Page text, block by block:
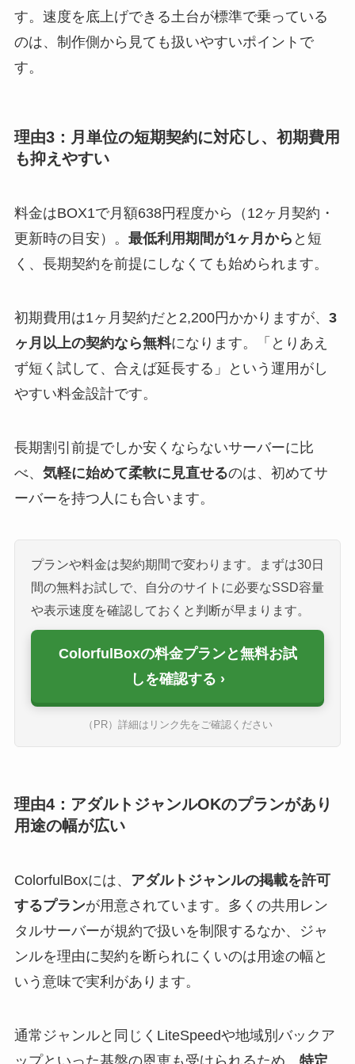
す。速度を底上げできる土台が標準で乗っている
のは、制作側から見ても扱いやすいポイントで
す。
理由3：月単位の短期契約に対応し、初期費用
も抑えやすい
料金はBOX1で月額638円程度から（12ヶ月契約・
更新時の目安）。 最低利用期間が1ヶ月から と短
く、長期契約を前提にしなくても始められます。
初期費用は1ヶ月契約だと2,200円かかりますが、 3
ヶ月以上の契約なら無料になります。「とりあえ
ず短く試して、合えば延長する」という運用がし
やすい料金設計です。
長期割引前提でしか安くならないサーバーに比
べ、 気軽に始めて柔軟に見直せるのは、初めてサ
ーバーを持つ人にも合います。
プランや料金は契約期間で変わります。まずは30日
間の無料お試しで、自分のサイトに必要なSSD容量
や表示速度を確認しておくと判断が早まります。
ColorfulBoxの料金プランと無料お試
しを確認する
（PR）詳細はリンク先をご確認ください
理由4：アダルトジャンルOKのプランがあり
用途の幅が広い
ColorfulBoxには、 アダルトジャンルの掲載を許可
するプランが用意されています。多くの共用レン
タルサーバーが規約で扱いを制限するなか、ジャ
ンルを理由に契約を断られにくいのは用途の幅と
いう意味で実利があります。
通常ジャンルと同じくLiteSpeedや地域別バックア